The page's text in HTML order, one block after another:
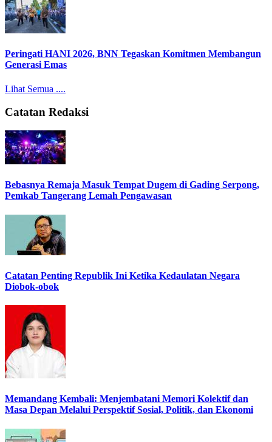
Peringati HANI 2026, BNN Tegaskan Komitmen Membangun
Generasi Emas
Lihat Semua ....
Catatan Redaksi
Bebasnya Remaja Masuk Tempat Dugem di Gading Serpong,
Pemkab Tangerang Lemah Pengawasan
Catatan Penting Republik Ini Ketika Kedaulatan Negara
Diobok-obok
Memandang Kembali: Menjembatani Memori Kolektif dan
Masa Depan Melalui Perspektif Sosial, Politik, dan Ekonomi